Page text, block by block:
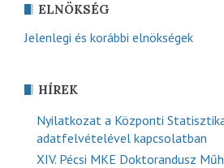
ELNÖKSÉG
Jelenlegi és korábbi elnökségek
HÍREK
Nyilatkozat a Központi
adatfelvételével kapcsolatban
XIV. Pécsi MKE Doktorandusz